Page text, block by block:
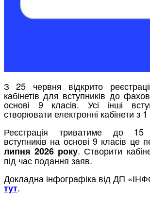
З 25 червня відкрито
кабінетів для вступників до
основі 9 класів. Усі інші
створювати електронні кабінети з
Реєстрація триватиме до
вступників на основі 9 класів це
липня 2026 року. Створити
під час подання заяв.
Докладна інфографіка від ДП
тут.